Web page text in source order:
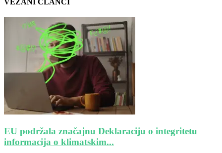
VEZANI ČLANCI
EU podržala značajnu Deklaraciju o integritetu
informacija o klimatskim...